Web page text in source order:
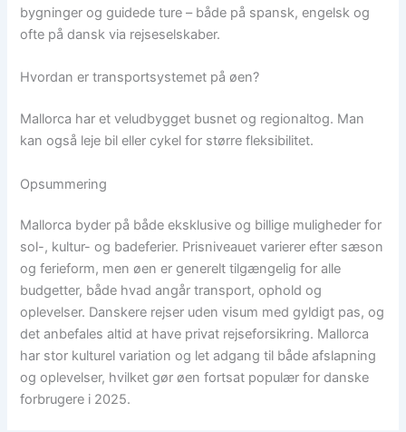
bygninger og guidede ture – både på spansk, engelsk og
ofte på dansk via rejseselskaber.
Hvordan er transportsystemet på øen?
Mallorca har et veludbygget busnet og regionaltog. Man
kan også leje bil eller cykel for større fleksibilitet.
Opsummering
Mallorca byder på både eksklusive og billige muligheder for
sol-, kultur- og badeferier. Prisniveauet varierer efter sæson
og ferieform, men øen er generelt tilgængelig for alle
budgetter, både hvad angår transport, ophold og
oplevelser. Danskere rejser uden visum med gyldigt pas, og
det anbefales altid at have privat rejseforsikring. Mallorca
har stor kulturel variation og let adgang til både afslapning
og oplevelser, hvilket gør øen fortsat populær for danske
forbrugere i 2025.